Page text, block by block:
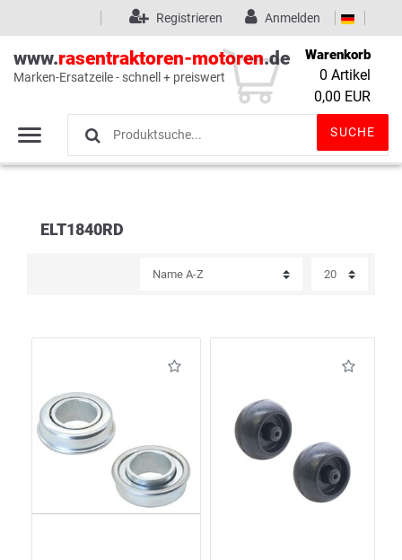
Wunschliste (0)
Anmelden
Registrieren
www.rasentraktoren-motoren.de
Marken-Ersatzeile - schnell + preiswert
SUCHE
Warenkorb
0 Artikel
0,00 EUR
ELT1840RD